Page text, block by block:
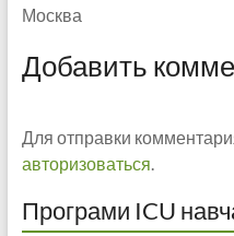
Москва
Добавить
Для отправки
авторизоваться.
Програми ICU